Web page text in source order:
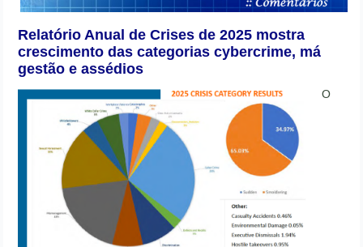
Relatório Anual de Crises de 2025 mostra
crescimento das categorias cybercrime, má
gestão e assédios
O